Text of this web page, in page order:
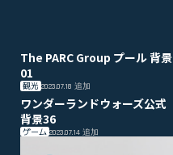
The PARC Group プール 背景
01
観光 2023.07.18 追加
ワンダーランドウォーズ公式
背景36
ゲーム 2023.07.14 追加